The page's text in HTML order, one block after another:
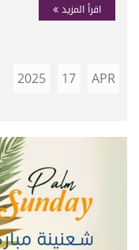
اقرأ المزيد
APR
17
2025